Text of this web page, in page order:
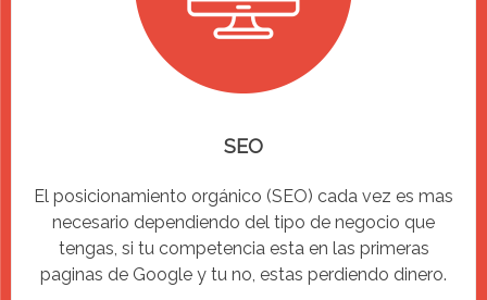
SEO
El posicionamiento orgánico (SEO) cada vez es mas
necesario dependiendo del tipo de negocio que
tengas, si tu competencia esta en las primeras
paginas de Google y tu no, estas perdiendo dinero.